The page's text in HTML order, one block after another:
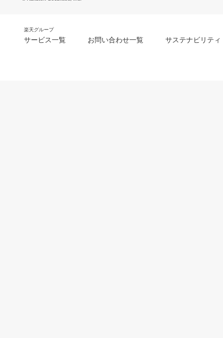
楽天グループ
サービス一覧 お問い合わせ一覧 サステナビリティ